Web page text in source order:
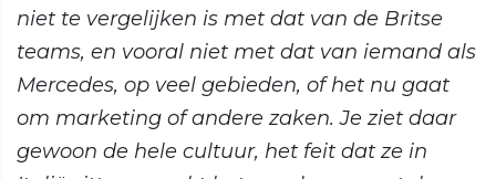
niet te vergelijken is met dat van de Britse
teams, en vooral niet met dat van iemand als
Mercedes, op veel gebieden, of het nu gaat
om marketing of andere zaken. Je ziet daar
gewoon de hele cultuur, het feit dat ze in